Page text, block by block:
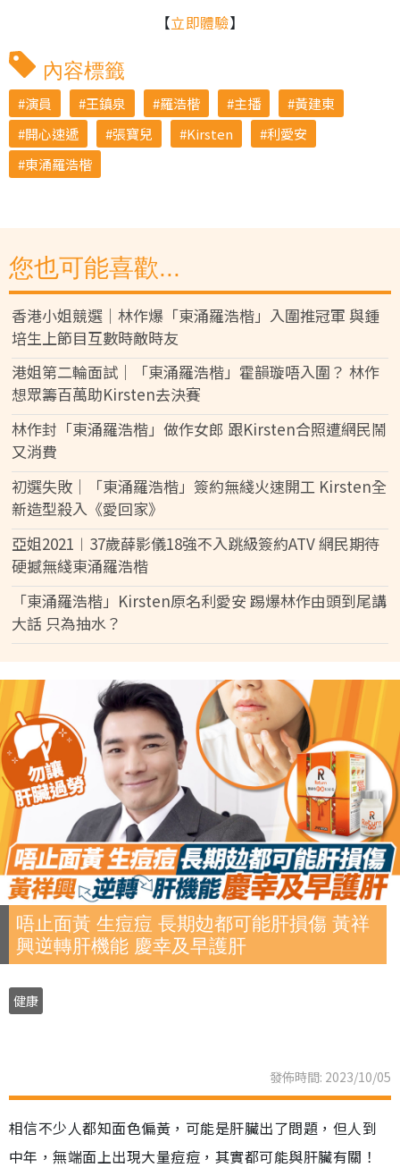
【立即體驗】
內容標籤
演員 王鎮泉 羅浩楷 主播
黃建東
開心速遞
張寶兒 Kirsten
利愛安
東涌羅浩楷
您也可能喜歡...
香港小姐競選│林作爆「東涌羅浩楷」入圍推冠軍 與鍾
培生上節目互數時敵時友
港姐第二輪面試｜「東涌羅浩楷」霍韻璇唔入圍？ 林作
想眾籌百萬助Kirsten去決賽
林作封「東涌羅浩楷」做作女郎 跟Kirsten合照遭網民鬧
又消費
初選失敗│「東涌羅浩楷」簽約無綫火速開工 Kirsten全
新造型殺入《愛回家》
亞姐2021︱37歲薛影儀18強不入跳級簽約ATV 網民期待
硬撼無綫東涌羅浩楷
「東涌羅浩楷」Kirsten原名利愛安 踢爆林作由頭到尾講
大話 只為抽水？
唔止面黃 生痘痘 長期攰都可能肝損傷 黃祥
興逆轉肝機能 慶幸及早護肝
健康
發佈時間: 2023/10/05
相信不少人都知面色偏黃，可能是肝臟出了問題，但人到
中年，無端面上出現大量痘痘，其實都可能與肝臟有關！